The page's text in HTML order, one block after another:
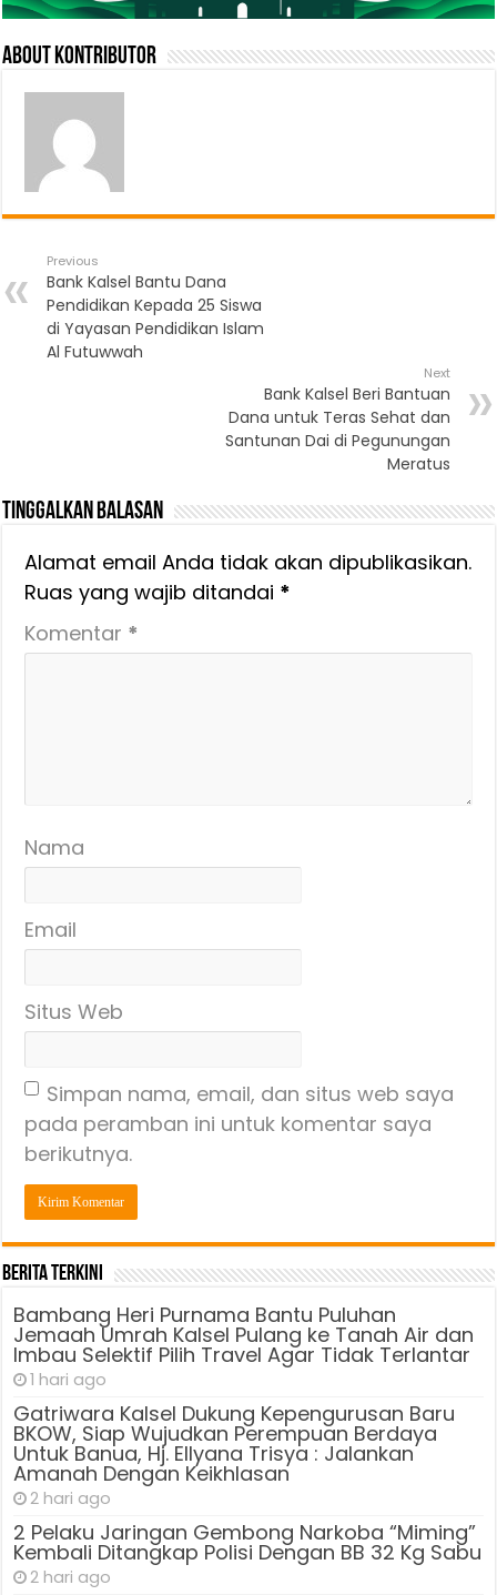
About Kontributor
Previous
Bank Kalsel Bantu Dana
Pendidikan Kepada 25 Siswa
di Yayasan Pendidikan Islam
Al Futuwwah
Next
Bank Kalsel Beri Bantuan
Dana untuk Teras Sehat dan
Santunan Dai di Pegunungan
Meratus
Tinggalkan Balasan
Alamat email Anda tidak akan dipublikasikan.
Ruas yang wajib ditandai *
Komentar *
Nama
Email
Situs Web
Simpan nama, email, dan situs web saya
pada peramban ini untuk komentar saya
berikutnya.
Berita Terkini
Bambang Heri Purnama Bantu Puluhan
Jemaah Umrah Kalsel Pulang ke Tanah Air dan
Imbau Selektif Pilih Travel Agar Tidak Terlantar
1 hari ago
Gatriwara Kalsel Dukung Kepengurusan Baru
BKOW, Siap Wujudkan Perempuan Berdaya
Untuk Banua, Hj. Ellyana Trisya : Jalankan
Amanah Dengan Keikhlasan
2 hari ago
2 Pelaku Jaringan Gembong Narkoba “Miming”
Kembali Ditangkap Polisi Dengan BB 32 Kg Sabu
2 hari ago